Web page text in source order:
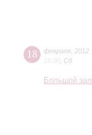
18 февраля 2012
19:00 Сб
Большой зал